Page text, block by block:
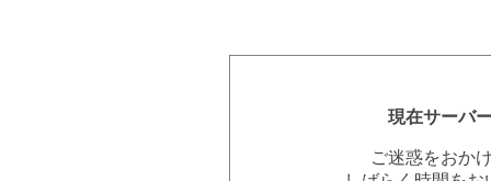
現在サーバ
ご迷惑をおか